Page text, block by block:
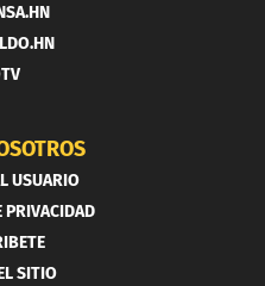
USUARIO
PRIVACIDAD
SITIO